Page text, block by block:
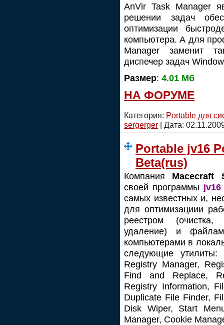
AnVir Task Manager
решении задач
оптимизации
компьютера. А для
Manager заменит
диспечер задач
Размер: 4.01 Мб
НА ФОРУМЕ
Категория: Portable для
sergerger | Дата:
Portable jv16
Beta(rus)
Компания Macecraft
своей программы jv16
самых известных и,
для оптимизациии
реестром (очистка,
удаление) и
компьютерами в
следующие утилиты:
Registry Manager,
Find and Replace,
Registry Information,
Duplicate File Finder,
Disk Wiper, Start
Manager, Cookie